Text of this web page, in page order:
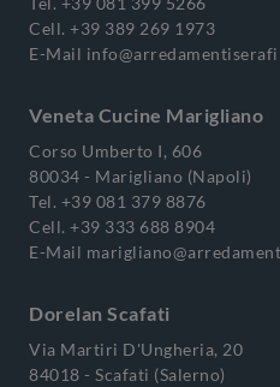
Cell. +39 389 269 1973
E-Mail
Veneta Cucine Marigliano
Corso Umberto I, 606
80034 - Marigliano (Napoli)
Tel. +39 081 379 8876
Cell. +39 333 688 8904
E-Mail
Dorelan Scafati
Via Martiri D'Ungheria, 20
84018 - Scafati (Salerno)